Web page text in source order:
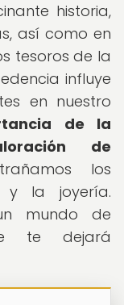
historia,
así como en
tesoros de la
influye
en nuestro
de la
de
los
y la joyería.
mundo de
te dejará